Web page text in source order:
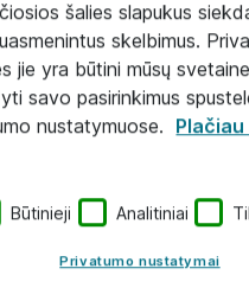
šalies slapukus
skelbimus.
jie yra būtini mūsų
savo pasirinkimus
nustatymuose.
Būtinieji Analitiniai
Privatumo nustatymai